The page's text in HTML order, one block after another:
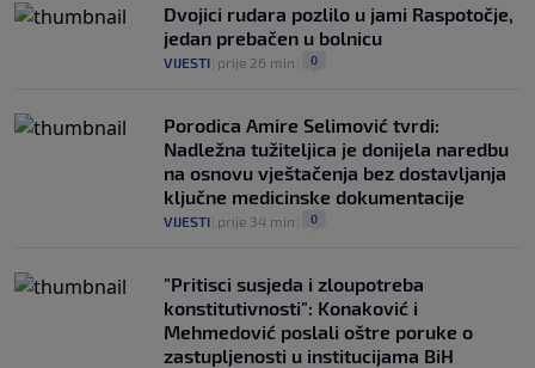
Dvojici rudara pozlilo u jami Raspotočje,
jedan prebačen u bolnicu
VIJESTI prije 26 min 0
Porodica Amire Selimović tvrdi:
Nadležna tužiteljica je donijela naredbu
na osnovu vještačenja bez dostavljanja
ključne medicinske dokumentacije
VIJESTI prije 34 min 0
"Pritisci susjeda i zloupotreba
konstitutivnosti": Konaković i
Mehmedović poslali oštre poruke o
zastupljenosti u institucijama BiH